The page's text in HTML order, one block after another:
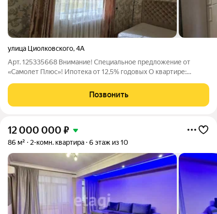
улица Циолковского,4А
Арт. 125335668 Внимание! Специальное предложение от
«Самолет Плюс»! Ипотека от 12,5% годовых О квартире:
кирпичном доме в центре города. Расположена в комфортном
Позвонить
12 000 000 ₽
86 м² 2-комн. квартира 6 этаж из 10